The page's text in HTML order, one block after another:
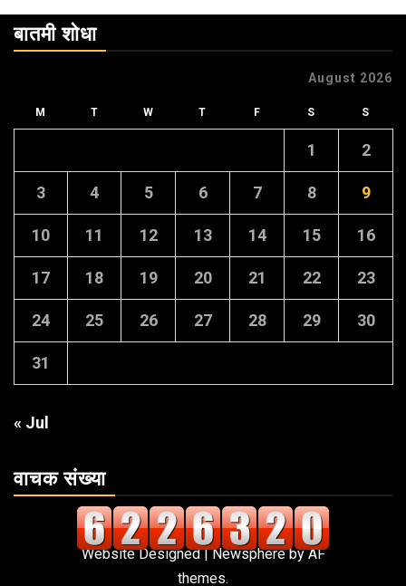
बातमी शोधा
August 2026
M T W T F S S
1 2
3 4 5 6 7 8 9
10 11 12 13 14 15 16
17 18 19 20 21 22 23
24 25 26 27 28 29 30
31
« Jul
वाचक संख्या
Website Designed|Newsphereby AF
themes.